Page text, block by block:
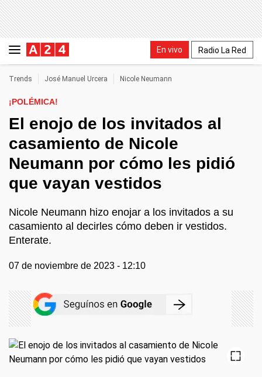
En vivo Radio La Red
Trends José Manuel Urcera Nicole Neumann
¡POLÉMICA!
El enojo de los invitados al
casamiento de Nicole
Neumann por cómo les pidió
que vayan vestidos
Nicole Neumann hizo enojar a los invitados a su
casamiento al decirles cómo deben ir vestidos.
Enterate.
07 de noviembre de 2023 - 12:10